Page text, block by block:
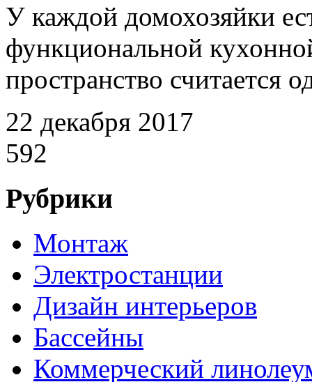
У каждой домохозяйки
функциональной
пространство считается
22 декабря 2017
592
Рубрики
Монтаж
Электростанции
Дизайн интерьеров
Бассейны
Коммерческий